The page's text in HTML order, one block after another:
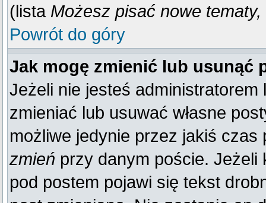
(lista Możesz pisać nowe
Powrót do góry
Jak mogę zmienić lub usunąć
Jeżeli nie jesteś
zmieniać lub usuwać własne
możliwe jedynie przez jakiś
zmień przy danym poście. Jeżeli
pod postem pojawi się tekst